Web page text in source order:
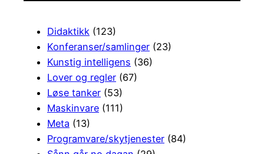
Didaktikk (123)
Konferanser/samlinger (23)
Kunstig intelligens (36)
Lover og regler (67)
Løse tanker (53)
Maskinvare (111)
Meta (13)
Programvare/skytjenester (84)